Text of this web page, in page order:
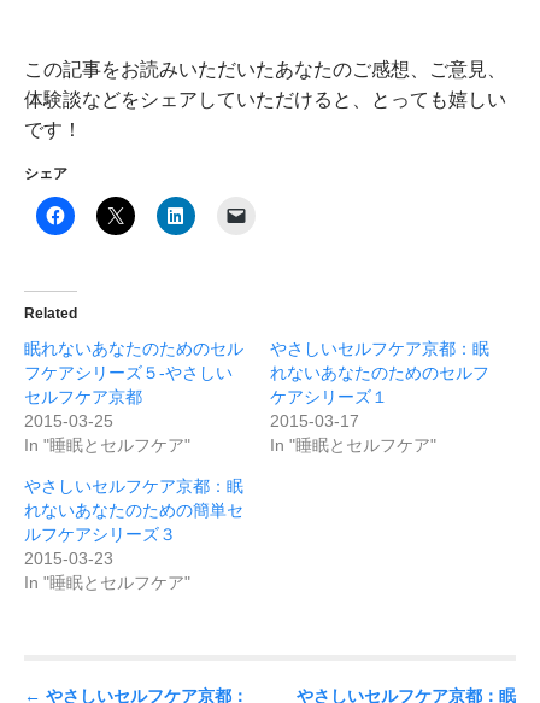
この記事をお読みいただいたあなたのご感想、ご意見、
体験談などをシェアしていただけると、とっても嬉しい
です！
シェア
Related
眠れないあなたのためのセル
フケアシリーズ５-やさしい
セルフケア京都
2015-03-25
In "睡眠とセルフケア"
やさしいセルフケア京都：眠
れないあなたのためのセルフ
ケアシリーズ１
2015-03-17
In "睡眠とセルフケア"
やさしいセルフケア京都：眠
れないあなたのための簡単セ
ルフケアシリーズ３
2015-03-23
In "睡眠とセルフケア"
← やさしいセルフケア京都： やさしいセルフケア京都：眠